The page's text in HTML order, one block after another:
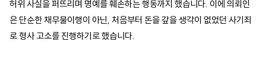
허위 사실을 퍼뜨리며 명예를 훼손하는 행동까지 했습니다. 이에 의뢰인
은 단순한 채무불이행이 아닌, 처음부터 돈을 갚을 생각이 없었던 사기죄
로 형사 고소를 진행하기로 했습니다.